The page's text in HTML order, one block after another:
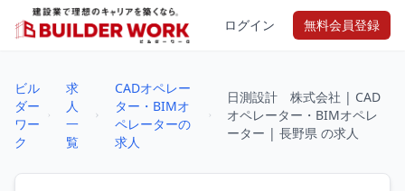
ログイン 無料会員登録
ビル
ダー
ワー
ク
求
人
一
覧
CADオペレー
ター・BIMオ
ペレーターの
求人
日測設計 株式会社 | CAD
オペレーター・BIMオペレ
ーター | 長野県 の求人